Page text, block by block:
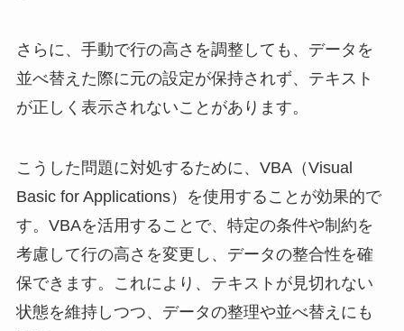
さらに、手動で行の高さを調整しても、データを
並べ替えた際に元の設定が保持されず、テキスト
が正しく表示されないことがあります。
こうした問題に対処するために、VBA（Visual
Basic for Applications）を使用することが効果的で
す。VBAを活用することで、特定の条件や制約を
考慮して行の高さを変更し、データの整合性を確
保できます。これにより、テキストが見切れない
状態を維持しつつ、データの整理や並べ替えにも